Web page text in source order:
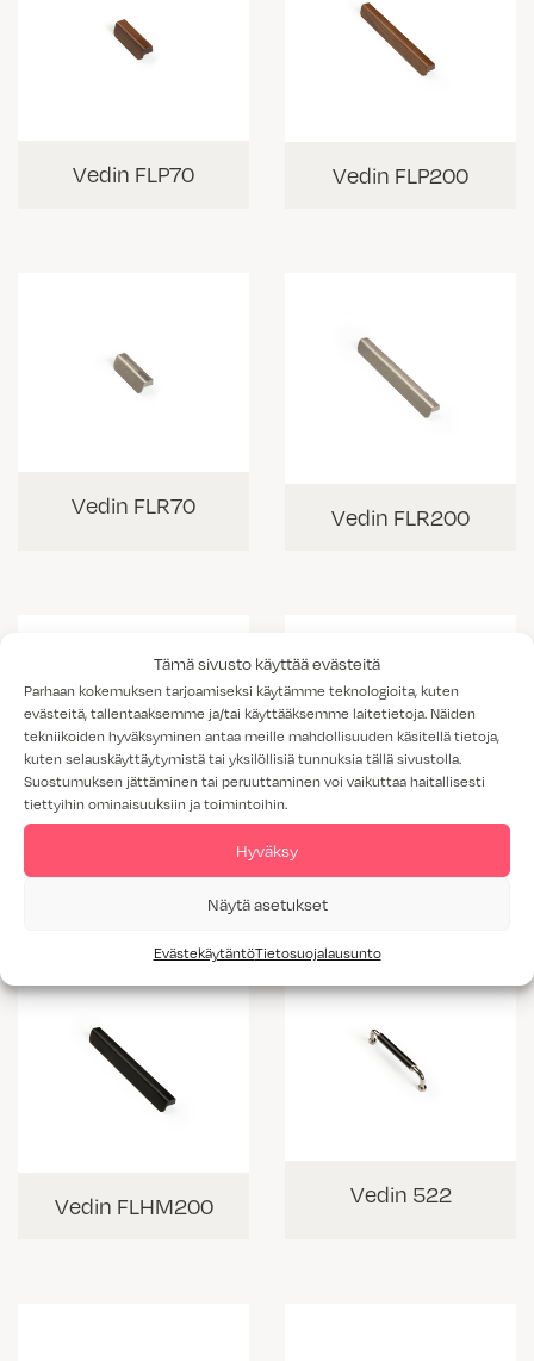
Tämä sivusto käyttää evästeitä
Parhaan kokemuksen tarjoamiseksi käytämme teknologioita, kuten
evästeitä, tallentaaksemme ja/tai käyttääksemme laitetietoja. Näiden
tekniikoiden hyväksyminen antaa meille mahdollisuuden käsitellä tietoja,
kuten selauskäyttäytymistä tai yksilöllisiä tunnuksia tällä sivustolla.
Suostumuksen jättäminen tai peruuttaminen voi vaikuttaa haitallisesti
tiettyihin ominaisuuksiin ja toimintoihin.
Hyväksy
Näytä asetukset
EvästekäytäntöTietosuojalausunto
Vedin FLP70 Vedin FLP200
Vedin FLR70 Vedin FLR200
Vedin FLHM200 Vedin 522